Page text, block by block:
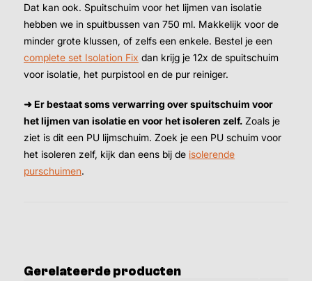
Dat kan ook. Spuitschuim voor het lijmen van isolatie
hebben we in spuitbussen van 750 ml. Makkelijk voor de
minder grote klussen, of zelfs een enkele. Bestel je een
complete set Isolation Fix dan krijg je 12x de spuitschuim
voor isolatie, het purpistool en de pur reiniger.
➜ Er bestaat soms verwarring over spuitschuim voor
het lijmen van isolatie en voor het isoleren zelf. Zoals je
ziet is dit een PU lijmschuim. Zoek je een PU schuim voor
het isoleren zelf, kijk dan eens bij de isolerende
purschuimen.
Gerelateerde producten